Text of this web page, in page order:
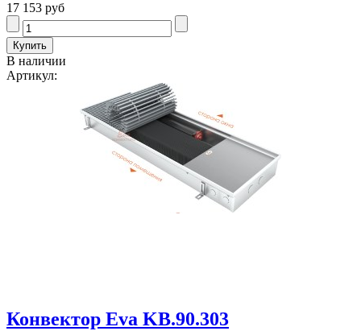
17 153 руб
В наличии
Артикул:
Конвектор Eva KB.90.303